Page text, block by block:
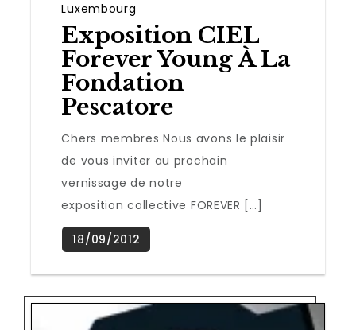
Luxembourg
Exposition CIEL
Forever Young À La
Fondation
Pescatore
Chers membres Nous avons le plaisir
de vous inviter au prochain
vernissage de notre
exposition collective FOREVER […]